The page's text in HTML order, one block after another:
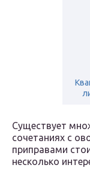
Существует
сочетаниях с
приправами
несколько